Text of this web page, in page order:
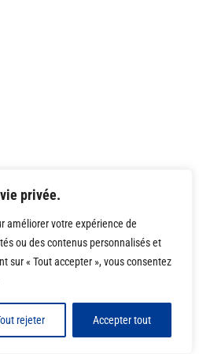
privée.
améliorer votre expérience de
ou des contenus personnalisés et
sur « Tout accepter », vous consentez
rejeter Accepter tout